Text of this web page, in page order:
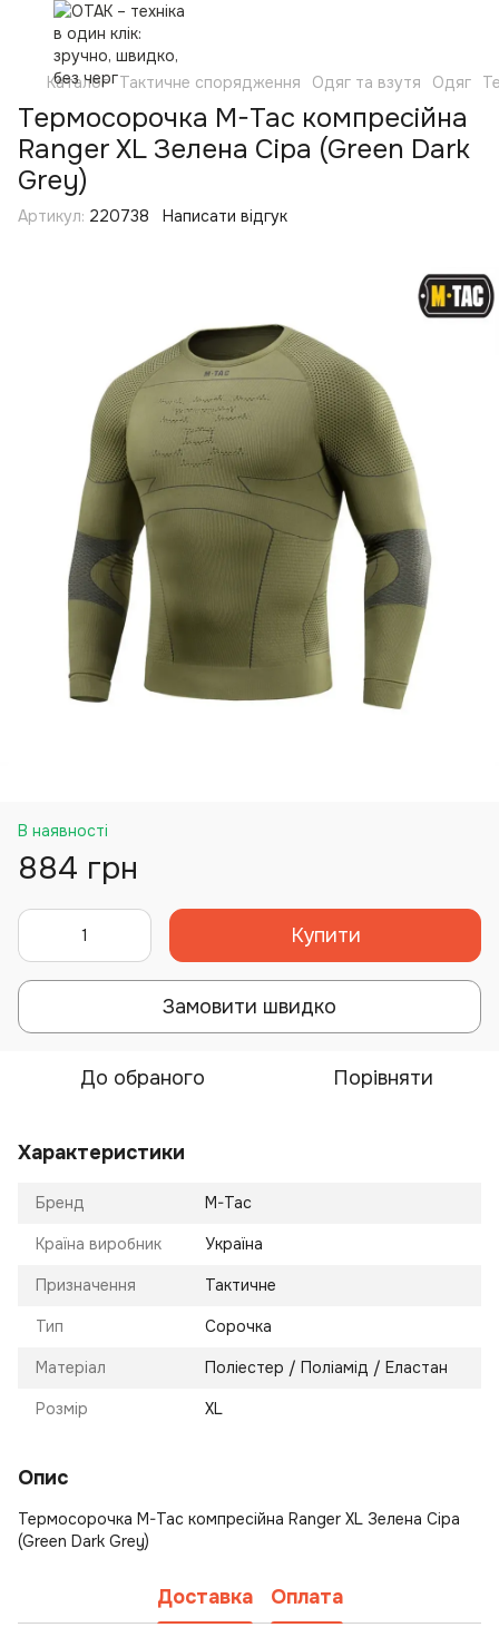
Каталог Тактичне спорядження Одяг та взутя Одяг
Термосорочка M-Tac компресійна
Ranger XL Зелена Сіра (Green Dark
Grey)
Артикул: 220738 Написати відгук
В наявності
884 грн
Купити
Замовити швидко
До обраного Порівняти
Характеристики
Бренд M-Tac
Країна виробник Україна
Призначення Тактичне
Тип Сорочка
Матеріал Поліестер / Поліамід / Еластан
Розмір XL
Опис
Термосорочка M-Tac компресійна Ranger XL Зелена Сіра
(Green Dark Grey)
Доставка Оплата